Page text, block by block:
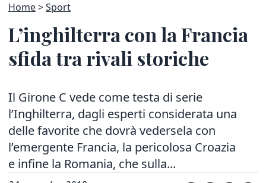
Home Sport
L’inghilterra con la Francia
sfida tra rivali storiche
Il Girone C vede come testa di serie
l’Inghilterra, dagli esperti considerata una
delle favorite che dovrà vedersela con
l’emergente Francia, la pericolosa Croazia
e infine la Romania, che sulla...